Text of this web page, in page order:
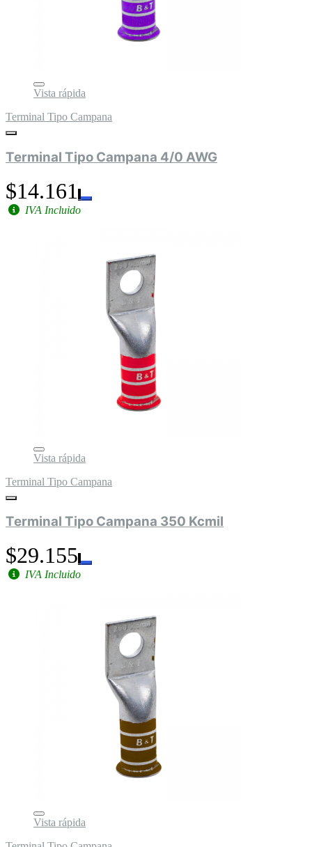
Vista rápida
Terminal Tipo Campana
Terminal Tipo Campana 4/0 AWG
$14.161
IVA Incluido
Vista rápida
Terminal Tipo Campana
Terminal Tipo Campana 350 Kcmil
$29.155
IVA Incluido
Vista rápida